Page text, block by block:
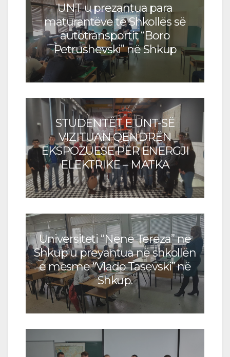
UNT u prezantua para
maturantëve të Shkollës së
autotransportit “Boro
Petrushevski” në Shkup
STUDENTËT E UNT-SË
VIZITUAN QENDRËN
EKSPOZUESE PËR ENERGJI
ELEKTRIKE – MATKA
Universiteti “Nënë Tereza” në
Shkup u preyantua në shkollën
e mesme “Vlado Tasevski” në
Shkup.